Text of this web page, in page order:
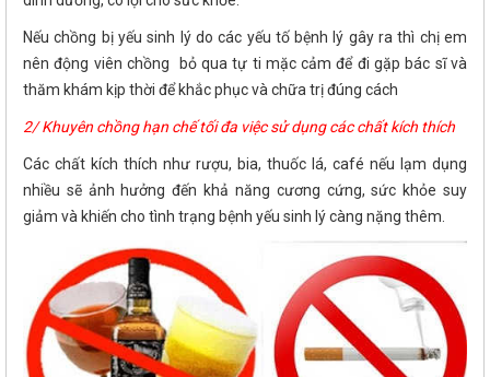
Nếu chồng bị yếu sinh lý do các yếu tố bệnh lý gây ra thì chị em
nên động viên chồng bỏ qua tự ti mặc cảm để đi gặp bác sĩ và
thăm khám kịp thời để khắc phục và chữa trị đúng cách
2/ Khuyên chồng hạn chế tối đa việc sử dụng các chất kích thích
Các chất kích thích như rượu, bia, thuốc lá, café nếu lạm dụng
nhiều sẽ ảnh hưởng đến khả năng cương cứng, sức khỏe suy
giảm và khiến cho tình trạng bệnh yếu sinh lý càng nặng thêm.